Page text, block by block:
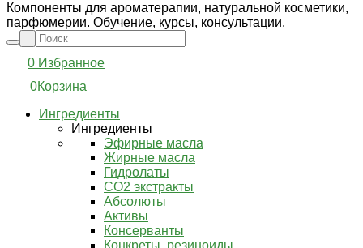
Компоненты для ароматерапии, натуральной косметики,
парфюмерии. Обучение, курсы, консультации.
0 Избранное
0Корзина
Ингредиенты
Ингредиенты
Эфирные масла
Жирные масла
Гидролаты
СО2 экстракты
Абсолюты
Активы
Консерванты
Конкреты, резиноиды